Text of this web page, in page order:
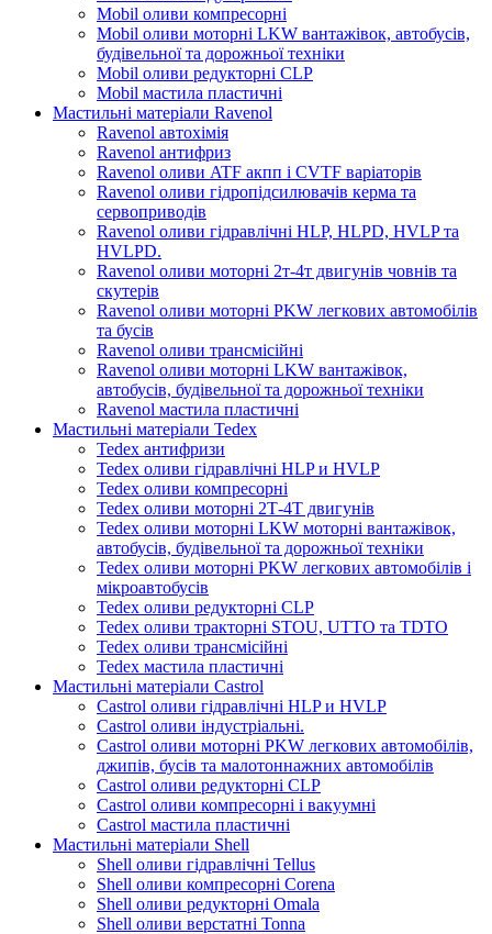
Mobil оливи компресорні
Mobil оливи моторні LKW вантажівок, автобусів,
будівельної та дорожньої техніки
Mobil оливи редукторні CLP
Mobil мастила пластичні
Мастильні матеріали Ravenol
Ravenol автохімія
Ravenol антифриз
Ravenol оливи ATF акпп і CVTF варіаторів
Ravenol оливи гідропідсилювачів керма та
сервоприводів
Ravenol оливи гідравлічні HLP, HLPD, HVLP та
HVLPD.
Ravenol оливи моторні 2т-4т двигунів човнів та
скутерів
Ravenol оливи моторні PKW легкових автомобілів
та бусів
Ravenol оливи трансмісійні
Ravenol оливи моторні LKW вантажівок,
автобусів, будівельної та дорожньої техніки
Ravenol мастила пластичні
Мастильні матеріали Tedex
Tedex антифризи
Tedex оливи гідравлічні HLP и HVLP
Tedex оливи компресорні
Tedex оливи моторні 2Т-4Т двигунів
Tedex оливи моторні LKW моторні вантажівок,
автобусів, будівельної та дорожньої техніки
Tedex оливи моторні PKW легкових автомобілів і
мікроавтобусів
Tedex оливи редукторні CLP
Tedex оливи тракторні STOU, UTTO та TDTO
Tedex оливи трансмісійні
Tedex мастила пластичні
Мастильні матеріали Castrol
Castrol оливи гідравлічні HLP и HVLP
Castrol оливи індустріальні.
Castrol оливи моторні PKW легкових автомобілів,
джипів, бусів та малотоннажних автомобілів
Castrol оливи редукторні CLP
Castrol оливи компресорні і вакуумні
Castrol мастила пластичні
Мастильні матеріали Shell
Shell оливи гідравлічні Tellus
Shell оливи компресорні Corena
Shell оливи редукторні Omala
Shell оливи верстатні Tonna